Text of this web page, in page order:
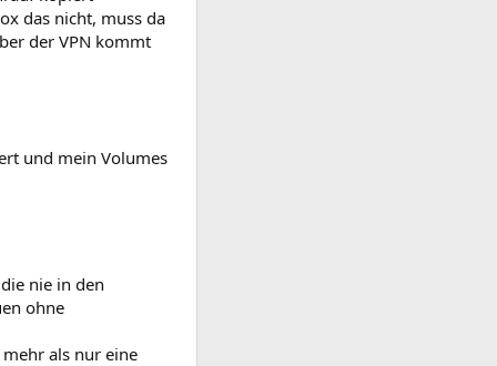
das nicht, muss da
der VPN kommt
und mein Volumes
nie in den
ohne
als nur eine